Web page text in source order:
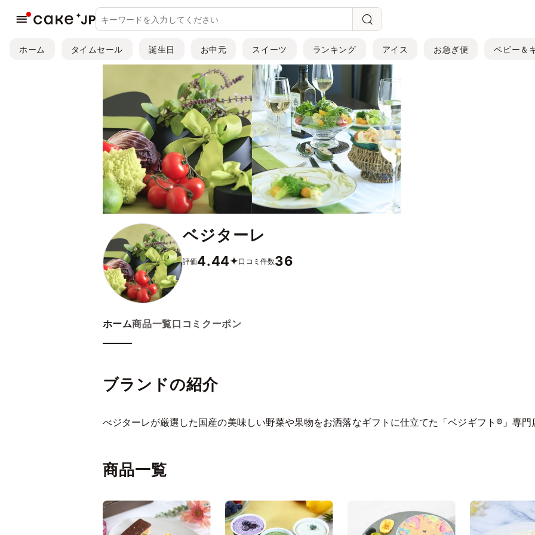
ホーム タイムセール 誕生日 お中元 スイーツ ランキング アイス お急ぎ便 ベビー＆
ベジターレ
評価4.44 口コミ件数36
ホーム商品一覧口コミ クーポン
ブランドの紹介
べジターレが厳選した国産の美味しい野菜や果物をお洒落なギフトに仕立てた「ベジギフト®」専門
商品一覧